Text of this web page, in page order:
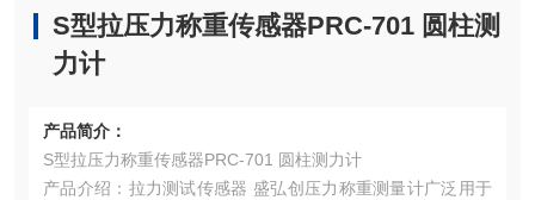
S型拉压力称重传感器PRC-701 圆柱测
力计
产品简介：
S型拉压力称重传感器PRC-701 圆柱测力计
产品介绍：拉力测试传感器 盛弘创压力称重测量计广泛用于